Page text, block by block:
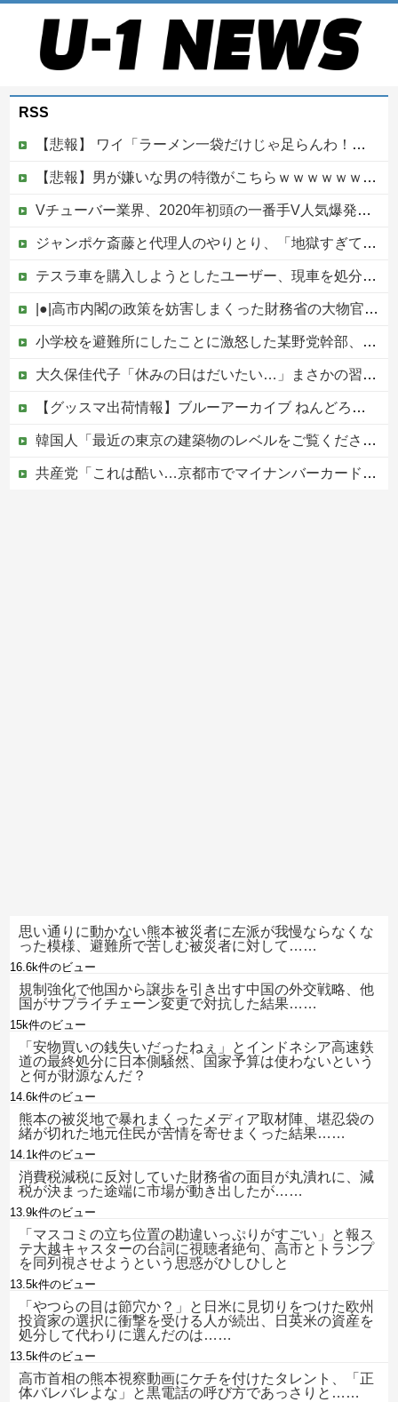
RSS
【悲報】 ワイ「ラーメン一袋だけじゃ足らんわ！二袋作ったろ！」→結果ｗｗｗ
【悲報】男が嫌いな男の特徴がこちらｗｗｗｗｗｗｗｗｗｗ
Vチューバー業界、2020年初頭の一番手V人気爆発から何も変わらない……
ジャンポケ斎藤と代理人のやりとり、「地獄すぎて完全にコントになってる……」と衝撃を受ける人が続出中他
テスラ車を購入しようとしたユーザー、現車を処分して代金を支払い、平日の納車日に予定を合わせた結果……
|●|高市内閣の政策を妨害しまくった財務省の大物官僚、本来ならエース級の人材が就くはずのないポストに送られ……
小学校を避難所にしたことに激怒した某野党幹部、僅か3文字で論破される偉業を達成してしまい……
大久保佳代子「休みの日はだいたい…」まさかの習慣を暴露ｗｗｗ
【グッスマ出荷情報】ブルーアーカイブ ねんどろいど「百合園セイア」「竜華キサキ」「早瀬ユウカ(再販)」ほか【発売日決定】
韓国人「最近の東京の建築物のレベルをご覧ください・・・」
共産党「これは酷い…京都市でマイナンバーカードを持たない29万人がポイント給付事業から排除された」
思い通りに動かない熊本被災者に左派が我慢ならなくな
った模様、避難所で苦しむ被災者に対して……
16.6k件のビュー
規制強化で他国から譲歩を引き出す中国の外交戦略、他
国がサプライチェーン変更で対抗した結果……
15k件のビュー
「安物買いの銭失いだったねぇ」とインドネシア高速鉄
道の最終処分に日本側騒然、国家予算は使わないという
と何が財源なんだ？
14.6k件のビュー
熊本の被災地で暴れまくったメディア取材陣、堪忍袋の
緒が切れた地元住民が苦情を寄せまくった結果……
14.1k件のビュー
消費税減税に反対していた財務省の面目が丸潰れに、減
税が決まった途端に市場が動き出したが……
13.9k件のビュー
「マスコミの立ち位置の勘違いっぷりがすごい」と報ス
テ大越キャスターの台詞に視聴者絶句、高市とトランプ
を同列視させようという思惑がひしひしと
13.5k件のビュー
「やつらの目は節穴か？」と日米に見切りをつけた欧州
投資家の選択に衝撃を受ける人が続出、日英米の資産を
処分して代わりに選んだのは……
13.5k件のビュー
高市首相の熊本視察動画にケチを付けたタレント、「正
体バレバレよな」と黒電話の呼び方であっさりと……